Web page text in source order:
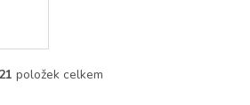
O
21 položek celkem